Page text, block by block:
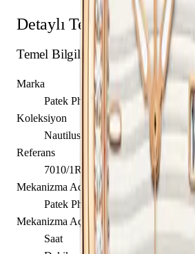
Detaylı Teknik Özellikler
Temel Bilgiler
Marka
Patek Philippe
Koleksiyon
Nautilus
Referans
7010/1R-011
Mekanizma Adı
Patek Philippe caliber E23-250 S C
Mekanizma Açıklaması
Saat